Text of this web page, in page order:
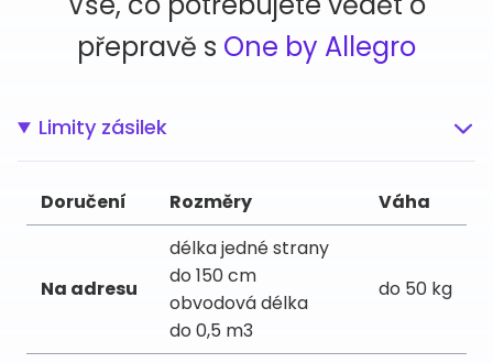
přepravě s One by Allegro
Limity zásilek
Doručení Rozměry Váha
Na adresu
délka jedné strany
do 150 cm
obvodová délka
do 0,5 m3
do 50 kg